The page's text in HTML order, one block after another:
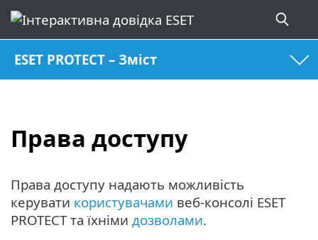
ESET PROTECT – Зміст
Права доступу
Права доступу надають можливість
керувати користувачами веб-консолі ESET
PROTECT та їхніми дозволами.